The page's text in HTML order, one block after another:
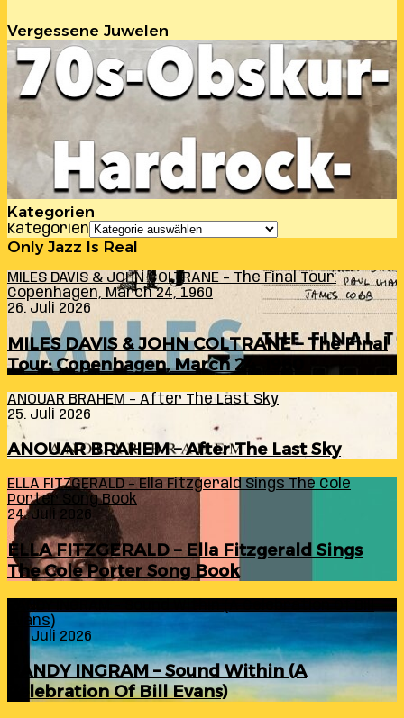
Vergessene Juwelen
Kategorien
Kategorien
Only Jazz Is Real
MILES DAVIS & JOHN COLTRANE – The Final Tour:
Copenhagen, March 24, 1960
26. Juli 2026
MILES DAVIS & JOHN COLTRANE – The Final
Tour: Copenhagen, March 24, 1960
ANOUAR BRAHEM – After The Last Sky
25. Juli 2026
ANOUAR BRAHEM – After The Last Sky
ELLA FITZGERALD – Ella Fitzgerald Sings The Cole
Porter Song Book
24. Juli 2026
ELLA FITZGERALD – Ella Fitzgerald Sings
The Cole Porter Song Book
Evans)
24. Juli 2026
RANDY INGRAM – Sound Within (A
Celebration Of Bill Evans)